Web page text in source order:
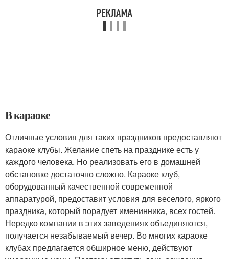
В караоке
Отличные условия для таких праздников предоставляют
караоке клубы. Желание спеть на празднике есть у
каждого человека. Но реализовать его в домашней
обстановке достаточно сложно. Караоке клуб,
оборудованный качественной современной
аппаратурой, предоставит условия для веселого, яркого
праздника, который порадует именинника, всех гостей.
Нередко компании в этих заведениях объединяются,
получается незабываемый вечер. Во многих караоке
клубах предлагается обширное меню, действуют